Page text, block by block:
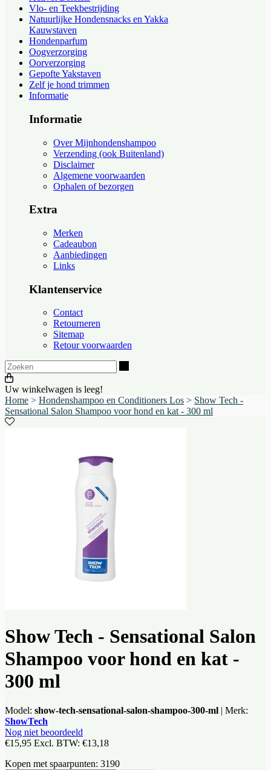
Vlo- en Teekbestrijding
Natuurlijke Hondensnacks en Yakka
Kauwstaven
Hondenparfum
Oogverzorging
Oorverzorging
Gepofte Yakstaven
Zelf je hond trimmen
Informatie
Informatie
Over Mijnhondenshampoo
Verzending (ook Buitenland)
Disclaimer
Algemene voorwaarden
Ophalen of bezorgen
Extra
Merken
Cadeaubon
Aanbiedingen
Links
Klantenservice
Contact
Retourneren
Sitemap
Retour voorwaarden
Uw winkelwagen is leeg!
Home > Hondenshampoo en Conditioners Los > Show Tech -
Sensational Salon Shampoo voor hond en kat - 300 ml
Show Tech - Sensational Salon
Shampoo voor hond en kat -
300 ml
Model: show-tech-sensational-salon-shampoo-300-ml | Merk:
ShowTech
Nog niet beoordeeld
€15,95 Excl. BTW: €13,18
Kopen met spaarpunten: 3190